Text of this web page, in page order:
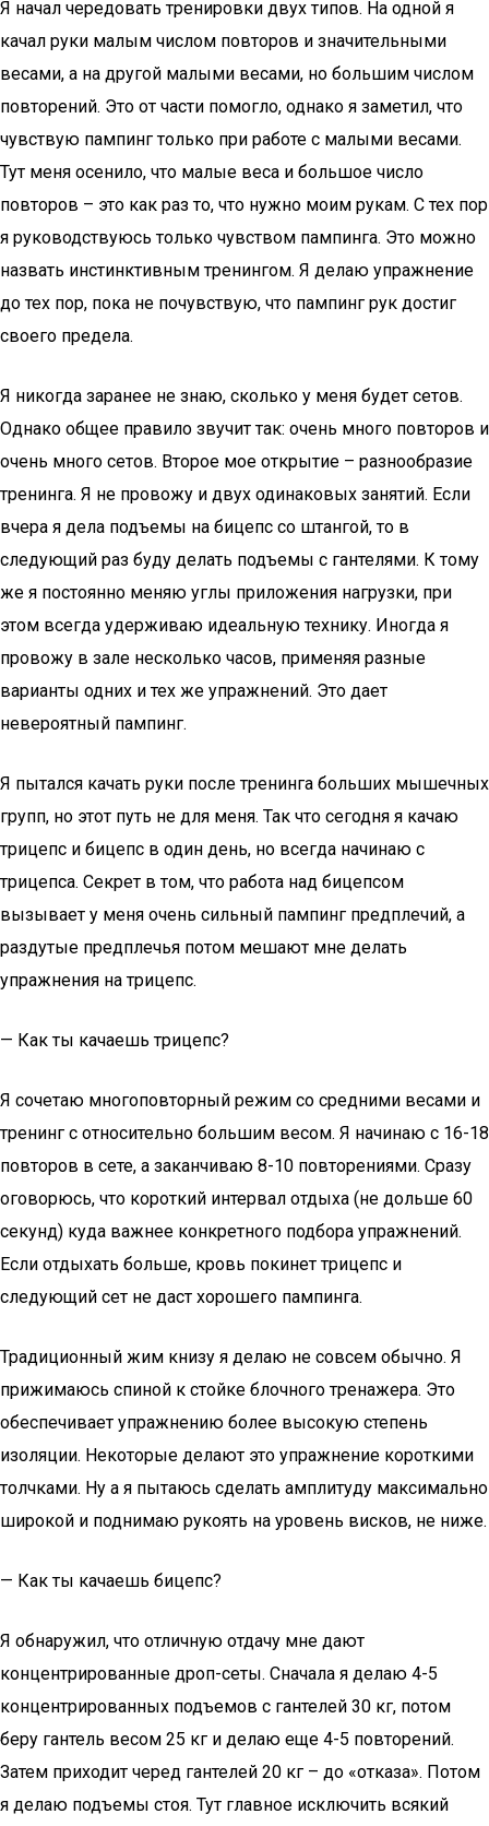
Я начал чередовать тренировки двух типов. На одной я
качал руки малым числом повторов и значительными
весами, а на другой малыми весами, но большим числом
повторений. Это от части помогло, однако я заметил, что
чувствую пампинг только при работе с малыми весами.
Тут меня осенило, что малые веса и большое число
повторов – это как раз то, что нужно моим рукам. С тех пор
я руководствуюсь только чувством пампинга. Это можно
назвать инстинктивным тренингом. Я делаю упражнение
до тех пор, пока не почувствую, что пампинг рук достиг
своего предела.
Я никогда заранее не знаю, сколько у меня будет сетов.
Однако общее правило звучит так: очень много повторов и
очень много сетов. Второе мое открытие – разнообразие
тренинга. Я не провожу и двух одинаковых занятий. Если
вчера я дела подъемы на бицепс со штангой, то в
следующий раз буду делать подъемы с гантелями. К тому
же я постоянно меняю углы приложения нагрузки, при
этом всегда удерживаю идеальную технику. Иногда я
провожу в зале несколько часов, применяя разные
варианты одних и тех же упражнений. Это дает
невероятный пампинг.
Я пытался качать руки после тренинга больших мышечных
групп, но этот путь не для меня. Так что сегодня я качаю
трицепс и бицепс в один день, но всегда начинаю с
трицепса. Секрет в том, что работа над бицепсом
вызывает у меня очень сильный пампинг предплечий, а
раздутые предплечья потом мешают мне делать
упражнения на трицепс.
— Как ты качаешь трицепс?
Я сочетаю многоповторный режим со средними весами и
тренинг с относительно большим весом. Я начинаю с 16-18
повторов в сете, а заканчиваю 8-10 повторениями. Сразу
оговорюсь, что короткий интервал отдыха (не дольше 60
секунд) куда важнее конкретного подбора упражнений.
Если отдыхать больше, кровь покинет трицепс и
следующий сет не даст хорошего пампинга.
Традиционный жим книзу я делаю не совсем обычно. Я
прижимаюсь спиной к стойке блочного тренажера. Это
обеспечивает упражнению более высокую степень
изоляции. Некоторые делают это упражнение короткими
толчками. Ну а я пытаюсь сделать амплитуду максимально
широкой и поднимаю рукоять на уровень висков, не ниже.
— Как ты качаешь бицепс?
Я обнаружил, что отличную отдачу мне дают
концентрированные дроп-сеты. Сначала я делаю 4-5
концентрированных подъемов с гантелей 30 кг, потом
беру гантель весом 25 кг и делаю еще 4-5 повторений.
Затем приходит черед гантелей 20 кг – до «отказа». Потом
я делаю подъемы стоя. Тут главное исключить всякий